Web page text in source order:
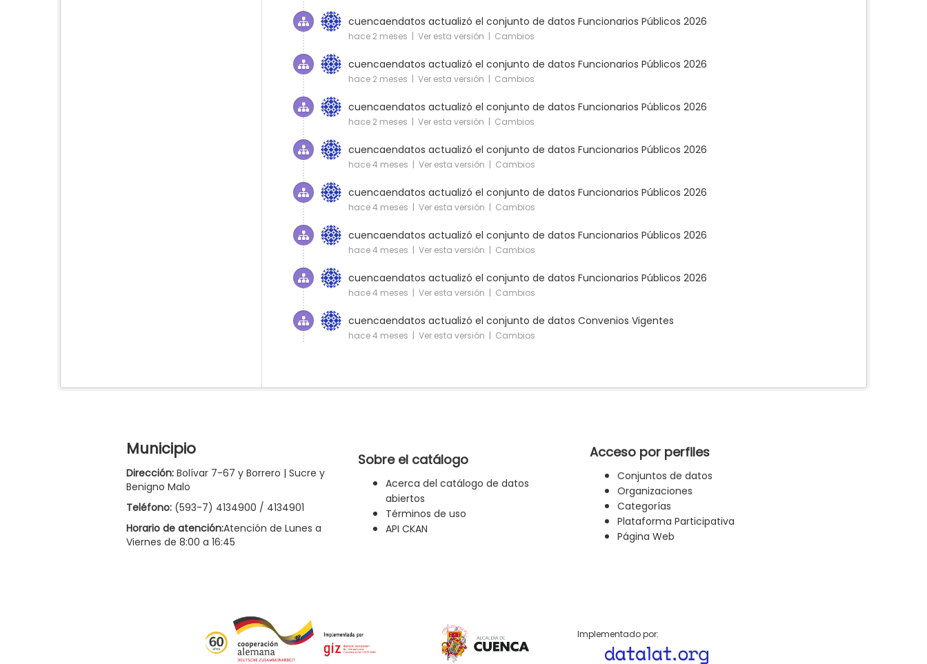
cuencaendatos actualizó el conjunto de datos Funcionarios Públicos 2026
hace 2 meses | Ver esta versión | Cambios
cuencaendatos actualizó el conjunto de datos Funcionarios Públicos 2026
hace 2 meses | Ver esta versión | Cambios
cuencaendatos actualizó el conjunto de datos Funcionarios Públicos 2026
hace 2 meses | Ver esta versión | Cambios
cuencaendatos actualizó el conjunto de datos Funcionarios Públicos 2026
hace 4 meses | Ver esta versión | Cambios
cuencaendatos actualizó el conjunto de datos Funcionarios Públicos 2026
hace 4 meses | Ver esta versión | Cambios
cuencaendatos actualizó el conjunto de datos Funcionarios Públicos 2026
hace 4 meses | Ver esta versión | Cambios
cuencaendatos actualizó el conjunto de datos Funcionarios Públicos 2026
hace 4 meses | Ver esta versión | Cambios
cuencaendatos actualizó el conjunto de datos Convenios Vigentes
hace 4 meses | Ver esta versión | Cambios
Municipio
Dirección: Bolívar 7-67 y Borrero | Sucre y
Benigno Malo
Teléfono: (593-7) 4134900 / 4134901
Horario de atención:Atención de Lunes a
Viernes de 8:00 a 16:45
Sobre el catálogo
Acerca del catálogo de datos
abiertos
Términos de uso
API CKAN
Acceso por perfiles
Conjuntos de datos
Organizaciones
Categorías
Plataforma Participativa
Página Web
Implementado por: